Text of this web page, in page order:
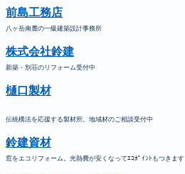
前島工務店
八ヶ岳南麓の一級建築設計事務所
株式会社鈴建
新築・別荘のリフォーム受付中
樋口製材
伝統構法を応援する製材所。地域材のご相談受付中
鈴建資材
窓をエコリフォーム。光熱費が安くなってｴｺﾎﾟｲﾝﾄもつきます